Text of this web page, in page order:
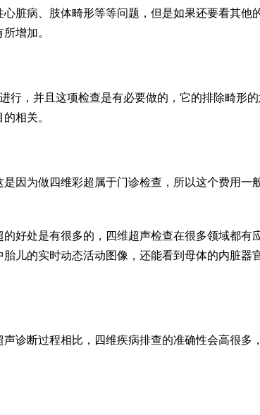
脏病、肢体畸形等等问题，但是如果还要看其他
增加。
行，并且这项检查是有必要做的，它的排除畸形
相关。
因为做四维彩超属于门诊检查，所以这个费用一
好处是有很多的，四维超声检查在很多领域都有
儿的实时动态活动图像，还能看到母体的内脏器
诊断过程相比，四维疾病排查的准确性会高很多